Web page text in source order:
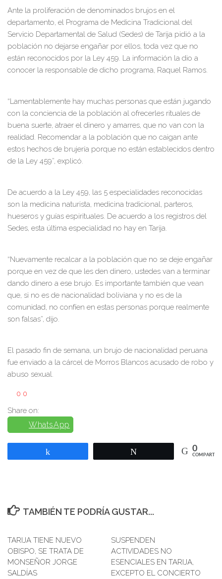
Ante la proliferación de denominados brujos en el
departamento, el Programa de Medicina Tradicional del
Servicio Departamental de Salud (Sedes) de Tarija pidió a la
población no dejarse engañar por ellos, toda vez que no
están reconocidos por la Ley 459. La información la dio a
conocer la responsable de dicho programa, Raquel Ramos.
“Lamentablemente hay muchas personas que están jugando
con la conciencia de la población al ofrecerles rituales de
buena suerte, atraer el dinero y amarres, que no van con la
realidad. Recomendar a la población que no caigan ante
estos hechos de brujería porque no están establecidos dentro
de la Ley 459”, explicó.
De acuerdo a la Ley 459, las 5 especialidades reconocidas
son la medicina naturista, medicina tradicional, parteros,
hueseros y guías espirituales. De acuerdo a los registros del
Sedes, esta última especialidad no hay en Tarija.
“Nuevamente recalcar a la población que no se deje engañar
porque en vez de que les den dinero, ustedes van a terminar
dando dinero a ese brujo. Es importante también que vean
que, si no es de nacionalidad boliviana y no es de la
comunidad, no confíen en estas personas porque realmente
son falsas”, dijo.
El pasado fin de semana, un brujo de nacionalidad peruana
fue enviado a la cárcel de Morros Blancos acusado de robo y
abuso sexual.
0 0
Share on:
WhatsApp
0
COMPARTIR
TAMBIÉN TE PODRÍA GUSTAR...
TARIJA TIENE NUEVO
OBISPO, SE TRATA DE
MONSEÑOR JORGE
SALDÍAS
SUSPENDEN
ACTIVIDADES NO
ESENCIALES EN TARIJA,
EXCEPTO EL CONCIERTO